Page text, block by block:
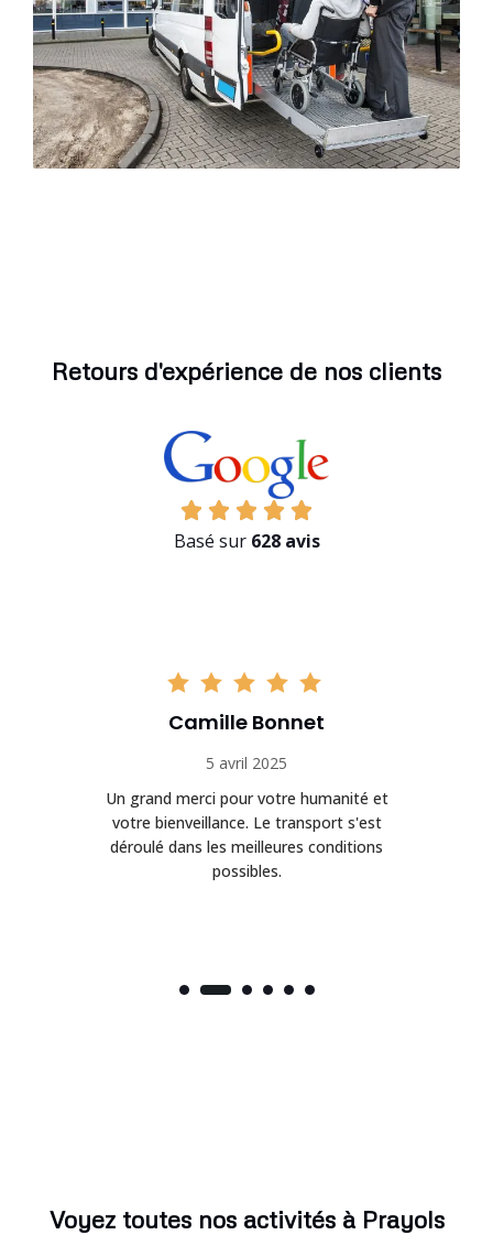
Retours d'expérience de nos clients
Basé sur 628 avis
Camille Bonnet
5 avril 2025
Un grand merci pour votre humanité et
votre bienveillance. Le transport s'est
déroulé dans les meilleures conditions
possibles.
Voyez toutes nos activités à Prayols